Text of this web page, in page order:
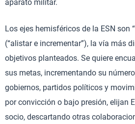
aparato militar.
Los ejes hemisféricos de la ESN son “
(“alistar e incrementar”), la vía más
objetivos planteados. Se quiere
sus metas, incrementando su
gobiernos, partidos políticos y
por convicción o bajo presión, elijan
socio, descartando otras